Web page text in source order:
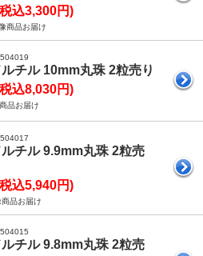
込3,300円)
商品お届け
チル 10mm丸珠 2粒売り
込8,030円)
品お届け
チル 9.9mm丸珠 2粒売
込5,940円)
品お届け
チル 9.8mm丸珠 2粒売